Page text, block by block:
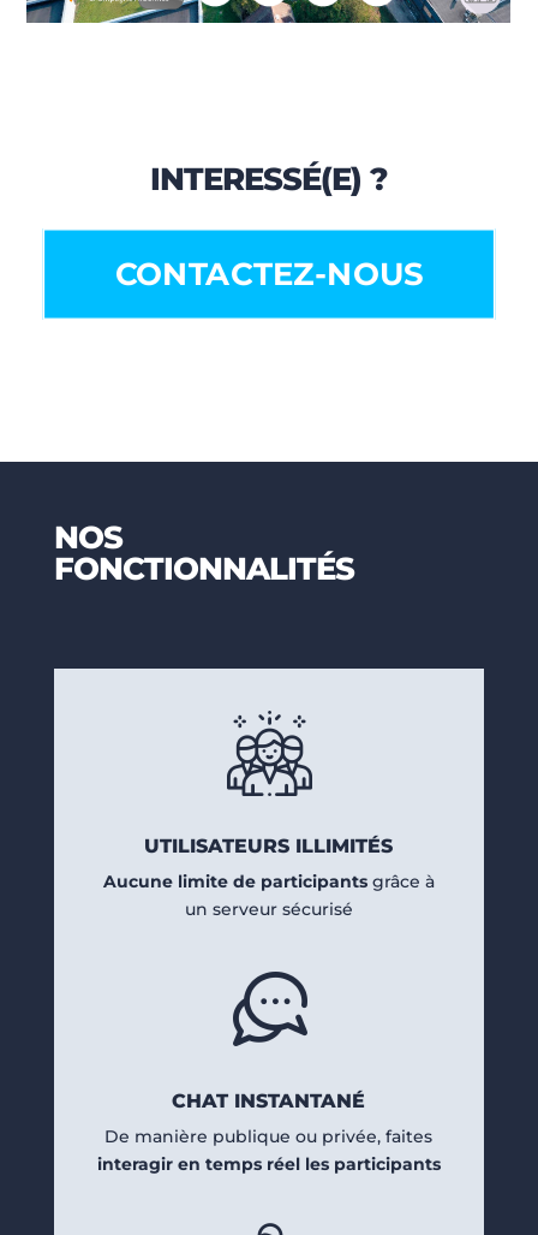
INTERESSÉ(E) ?
CONTACTEZ-NOUS
NOS
FONCTIONNALITÉS
UTILISATEURS ILLIMITÉS
Aucune limite de participantsgrâce à
un serveur sécurisé
CHAT INSTANTANÉ
De manière publique ou privée, faites
interagir en temps réel les participants